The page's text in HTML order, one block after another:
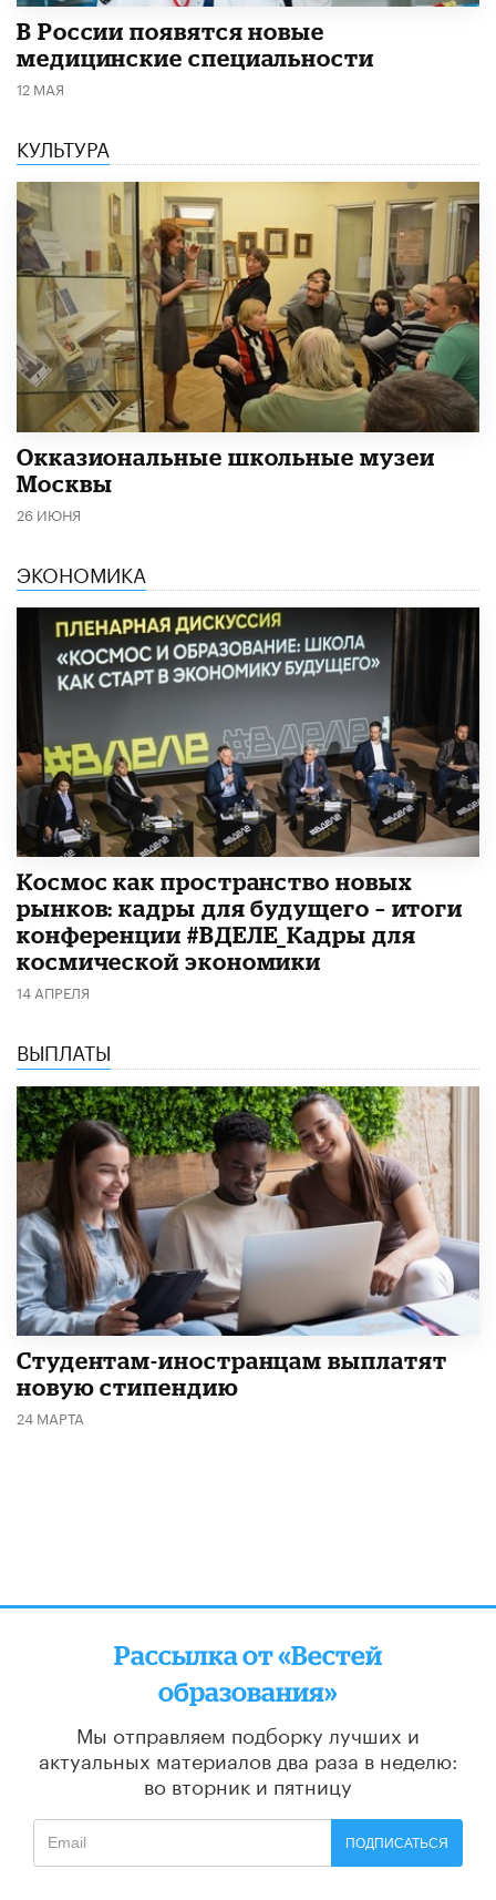
В России появятся новые
медицинские специальности
12 МАЯ
КУЛЬТУРА
​Окказиональные школьные музеи
Москвы
26 ИЮНЯ
ЭКОНОМИКА
Космос как пространство новых
рынков: кадры для будущего – итоги
конференции #ВДЕЛЕ_Кадры для
космической экономики
14 АПРЕЛЯ
ВЫПЛАТЫ
Студентам-иностранцам выплатят
новую стипендию
24 МАРТА
Рассылка от «Вестей
образования»
Мы отправляем подборку лучших и
актуальных материалов два раза в неделю:
во вторник и пятницу
ПОДПИСАТЬСЯ